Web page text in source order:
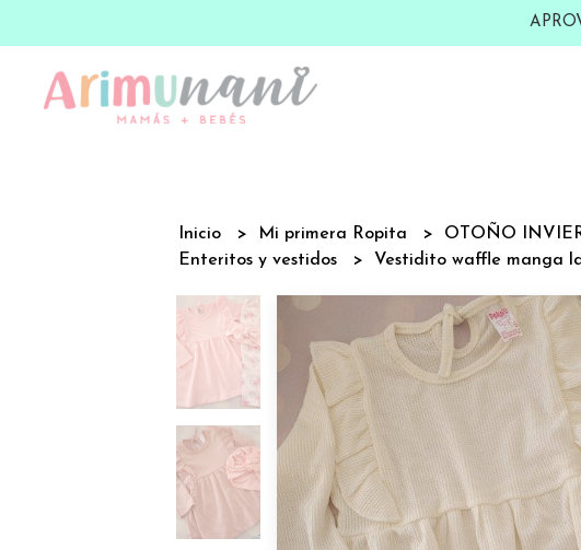
Inicio Mi primera Ropita
OTOÑO
Enteritos y vestidos
Vestidito waffle manga